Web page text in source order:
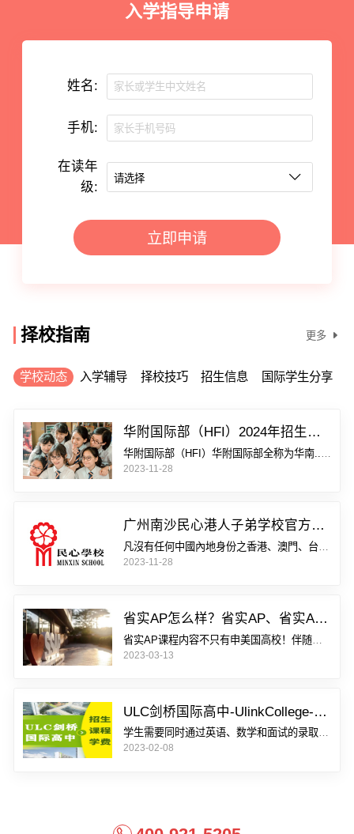
入学指导申请
姓名:
手机:
在读年
级:
立即申请
择校指南 更多
学校动态 入学辅导 择校技巧 招生信息 国际学生分享
华附国际部（HFI）2024年招生简章政策及全方位解读！
2023-11-28
广州南沙民心港人子弟学校官方网站公布2024年秋招招生简章报名入口入学备考培训
2023-11-28
省实AP怎么样？省实AP、省实A-Level、省实国际艺术高中如何选？
省实AP课程内容不只有申美国高校！伴随着...
2023-03-13
ULC剑桥国际高中-UlinkCollege-报名中心-预约访校
学生需要同时通过英语、数学和面试的录取标...
2023-02-08